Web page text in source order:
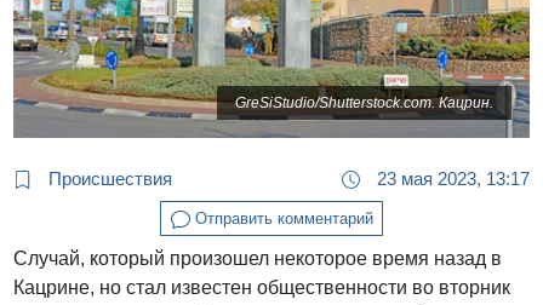
GreSiStudio/Shutterstock.com. Кацрин.
Происшествия 23 мая 2023, 13:17
Отправить комментарий
Случай, который произошел некоторое время назад в
Кацрине, но стал известен общественности во вторник